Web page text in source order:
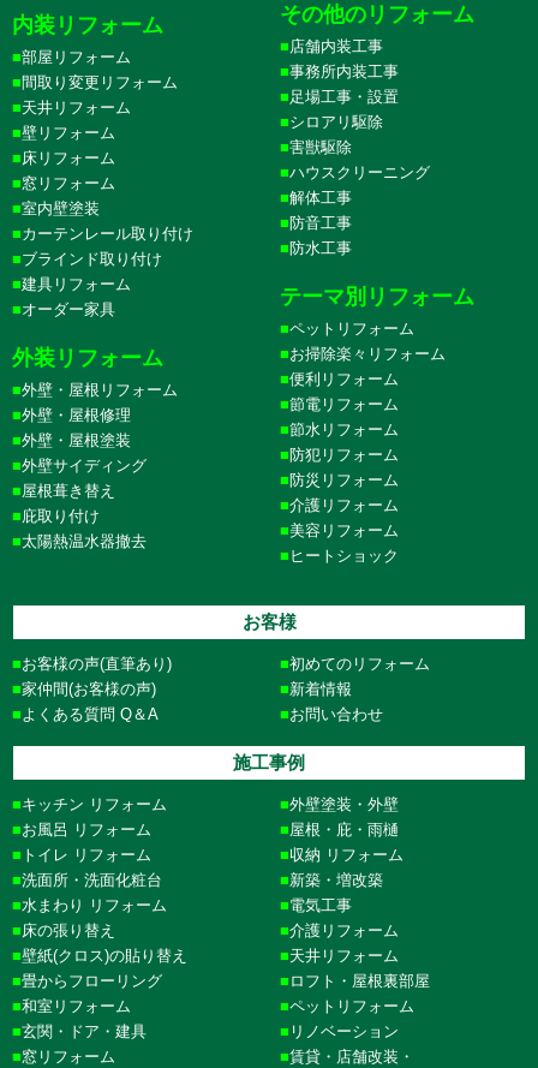
内装リフォーム
部屋リフォーム
間取り変更リフォーム
天井リフォーム
壁リフォーム
床リフォーム
窓リフォーム
室内壁塗装
カーテンレール取り付け
ブラインド取り付け
建具リフォーム
オーダー家具
外装リフォーム
外壁・屋根リフォーム
外壁・屋根修理
外壁・屋根塗装
外壁サイディング
屋根葺き替え
庇取り付け
太陽熱温水器撤去
その他のリフォーム
店舗内装工事
事務所内装工事
足場工事・設置
シロアリ駆除
害獣駆除
ハウスクリーニング
解体工事
防音工事
防水工事
テーマ別リフォーム
ペットリフォーム
お掃除楽々リフォーム
便利リフォーム
節電リフォーム
節水リフォーム
防犯リフォーム
防災リフォーム
介護リフォーム
美容リフォーム
ヒートショック
お客様
お客様の声(直筆あり)
家仲間(お客様の声)
よくある質問 Q＆A
初めてのリフォーム
新着情報
お問い合わせ
施工事例
キッチン リフォーム
お風呂 リフォーム
トイレ リフォーム
洗面所・洗面化粧台
水まわり リフォーム
床の張り替え
壁紙(クロス)の貼り替え
畳からフローリング
和室リフォーム
玄関・ドア・建具
窓リフォーム
外壁塗装・外壁
屋根・庇・雨樋
収納 リフォーム
新築・増改築
電気工事
介護リフォーム
天井リフォーム
ロフト・屋根裏部屋
ペットリフォーム
リノベーション
賃貸・店舗改装・